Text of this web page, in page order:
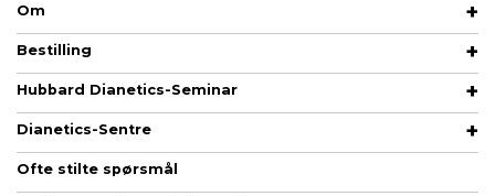
Om
Bestilling
Hubbard Dianetics-Seminar
Dianetics-Sentre
Ofte stilte spørsmål